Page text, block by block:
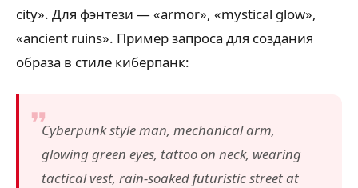
city». Для фэнтези — «armor», «mystical glow»,
«ancient ruins». Пример запроса для создания
образа в стиле киберпанк:
Cyberpunk style man, mechanical arm,
glowing green eyes, tattoo on neck, wearing
tactical vest, rain-soaked futuristic street at